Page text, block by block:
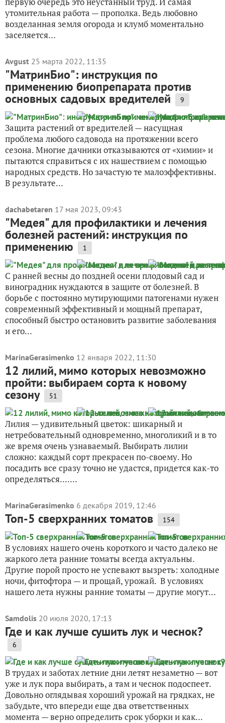
утомительная работа — прополка. Ведь любовно
возделанная земля огорода и клумб моментально
заселяется...
Avgust 25 марта 2022, 11:35
"МатринБио": инструкция по
применению биопрепарата против
основных садовых вредителей 9
Защита растений от вредителей — насущная
проблема любого садовода на протяжении всего
сезона. Многие дачники отказываются от «химии» и
пытаются справиться с их нашествием с помощью
народных средств. Но зачастую те малоэффективны.
В результате...
dachabetaren 17 мая 2023, 09:43
"Медея" для профилактики и лечения
болезней растений: инструкция по
применению 1
С ранней весны до поздней осени плодовый сад и
виноградник нуждаются в защите от болезней. В
борьбе с постоянно мутирующими патогенами нужен
современный эффективный и мощный препарат,
способный быстро остановить развитие заболевания
и его...
MarinaGerasimenko 12 января 2022, 11:30
12 лилий, мимо которых невозможно
пройти: выбираем сорта к новому
сезону 51
Лилия — удивительный цветок: шикарный и
нетребовательный одновременно, многоликий и в то
же время очень узнаваемый. Выбирать лилии
сложно: каждый сорт прекрасен по-своему. Но
посадить все сразу точно не удастся, придется как-то
определяться.......
MarinaGerasimenko 6 декабря 2019, 12:46
Топ-5 сверхранних томатов 154
В условиях нашего очень короткого и часто далеко не
жаркого лета ранние томаты всегда актуальны.
Другие порой просто не успевают вызреть: холодные
ночи, фитофтора — и прощай, урожай. В условиях
нашего лета нужны ранние томаты — другие могут...
Samdolis 20 июля 2020, 17:13
Где и как лучше сушить лук и чеснок?
6
В трудах и заботах летние дни летят незаметно — вот
уже и лук пора выбирать, а там и чеснок подоспеет.
Довольно оглядывая хороший урожай на грядках, не
забудьте, что впереди еще два ответственных
момента — верно определить срок уборки и как...